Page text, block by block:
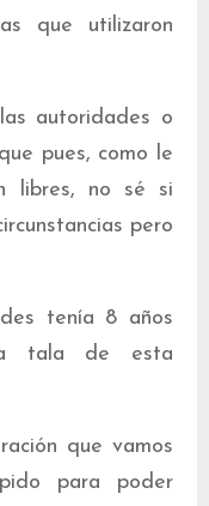
que utilizaron
autoridades o
pues, como le
libres, no sé si
pero
tenía 8 años
tala de esta
que vamos
para poder